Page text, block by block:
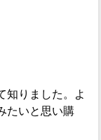
りました。よ
たいと思い購